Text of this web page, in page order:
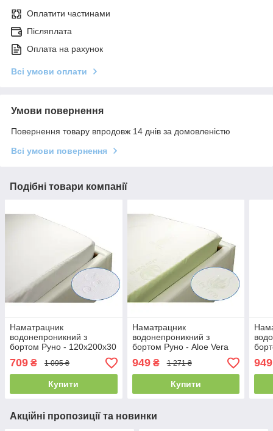
Оплатити частинами
Післяплата
Оплата на рахунок
Всі умови оплати
Умови повернення
Повернення товару впродовж 14 днів за домовленістю
Всі умови повернення
Подібні товари компанії
Наматрацник
водонепроникний з
бортом Руно - 120x200x30
білий (21381)
709 ₴ 1 095 ₴
Купити
Наматрацник
водонепроникний з
бортом Руно - Aloe Vera
120x200x30 білий (21431)
949₴ 1 271 ₴
Купити
949
Акційні пропозиції та новинки